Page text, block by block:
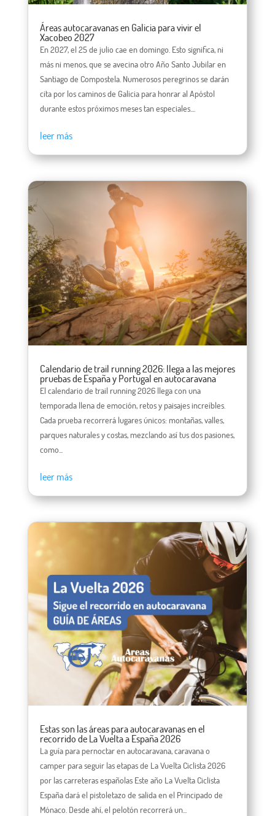
Áreas autocaravanas en Galicia para vivir el
Xacobeo 2027
En 2027, el 25 de julio cae en domingo. Esto significa, ni
más ni menos, que se avecina otro Año Santo Jubilar en
Santiago de Compostela. Numerosos peregrinos se darán
cita por los caminos de Galicia para honrar al Apóstol
durante estos próximos meses tan especiales....
leer más
Calendario de trail running 2026: llega a las mejores
pruebas de España y Portugal en autocaravana
El calendario de trail running 2026 llega con una
temporada llena de emoción, retos y paisajes increíbles.
Cada prueba recorrerá lugares únicos: montañas, valles,
parques naturales y costas, mezclando así tus dos pasiones,
como...
leer más
Estas son las áreas para autocaravanas en el
recorrido de La Vuelta a España 2026
La guía para pernoctar en autocaravana, caravana o
camper para seguir las etapas de La Vuelta Ciclista 2026
por las carreteras españolas Este año La Vuelta Ciclista
España dará el pistoletazo de salida en el Principado de
Mónaco. Desde ahí, el pelotón recorrerá un...